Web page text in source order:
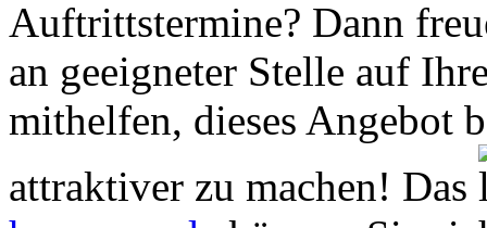
Auftrittstermine? Dann
an geeigneter Stelle auf
mithelfen, dieses Angebot
attraktiver zu machen! Das